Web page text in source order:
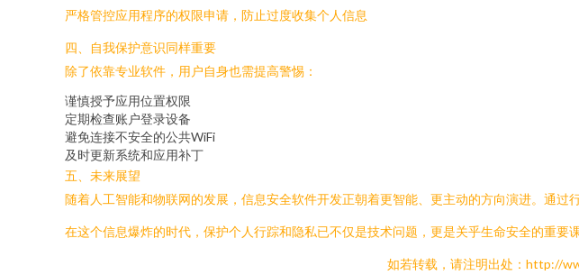
严格管控应用程序的权限申请，防止过度收集个人信息
四、自我保护意识同样重要
除了依靠专业软件，用户自身也需提高警惕：
谨慎授予应用位置权限
定期检查账户登录设备
避免连接不安全的公共WiFi
及时更新系统和应用补丁
五、未来展望
随着人工智能和物联网的发展，信息安全软件开发正朝着更智能、更主动的方向演进。通过
在这个信息爆炸的时代，保护个人行踪和隐私已不仅是技术问题，更是关乎生命安全的重
如若转载，请注明出处：http://